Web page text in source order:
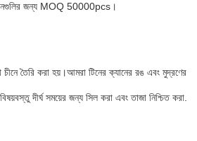
ক্যানগুলির জন্য MOQ 50000pcs।
তৈরি করা হয়।আমরা টিনের ক্যানের রঙ এবং মুদ্রণের
দীর্ঘ সময়ের জন্য সিল করা এবং তাজা নিশ্চিত করা.